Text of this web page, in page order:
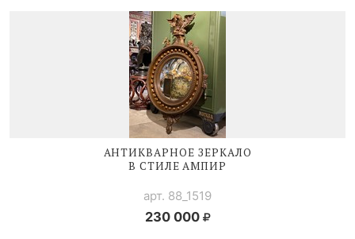
АНТИКВАРНОЕ ЗЕРКАЛО
В СТИЛЕ АМПИР
арт. 88_1519
230 000